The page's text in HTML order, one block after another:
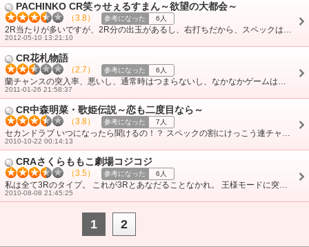
PACHINKO CR笑ゥせぇるすまん～欲望の大都会～
（3.8） 参考になった 6人
2R当たりが多いですが、2R分の出玉があるし、右打ちだから、スペックは好き。 ただ確変中、40分の1なんで、さくっとせず、時間がないときは、打てないかな。 ・・・
2012-05-10 13:21:10
CR花札物語
（2.7） 参考になった 6人
蘭チャンスの突入率、悪いし、通常時はつまらないし、なかなかゲームは上乗せできない。 でも、心奪われるよ、これ。 ぜひ、蘭チャンス、味わってみてください。
2011-01-26 21:58:37
CR中森明菜・歌姫伝説～恋も二度目なら～
（3.8） 参考になった 7人
セカンドラブ いつになったら聞けるの！？ スペックの割にけっこう連チャン性ありで好きですが、「歌って～」のプチライブが時短中にしか見られないのが、寂しい�
2010-10-22 00:14:13
CRAさくらももこ劇場コジコジ
（3.5） 参考になった 6人
私は全て3Rのタイプ。 これが3Rとあなだることなかれ。 王様モードに突入すれば、ST抜けても時短で引き戻し、連チャン性能はいい� ただ 55分の1とはい・・・
2010-08-08 21:45:25
1 2